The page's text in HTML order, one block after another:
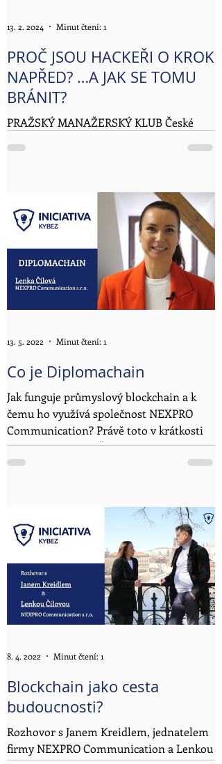
PROČ JSOU HACKEŘI O KROK
NAPŘED? …A JAK SE TOMU
BRÁNIT?
PRAŽSKÝ MANAŽERSKÝ KLUB České
na téma: PROČ JSOU HACKEŘI O KROK
13. 2. 2024 Minut čtení: 1
Co je Diplomachain
Jak funguje průmyslový blockchain a k
čemu ho využívá společnost NEXPRO
Communication? Právě toto v krátkosti
představila Lenka Čílová,...
13. 5. 2022 Minut čtení: 1
Blockchain jako cesta
budoucnosti?
Rozhovor s Janem Kreidlem, jednatelem
firmy NEXPRO Communication a Lenkou
8. 4. 2022 Minut čtení: 1